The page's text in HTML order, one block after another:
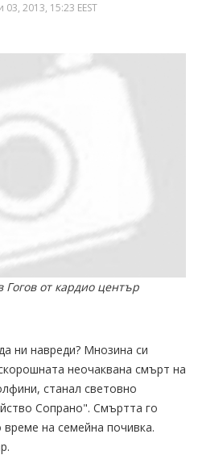
2013, 15:23 EEST
Гогов от кардио център
ни навреди? Мнозина си
неочаквана смърт на
станал световно
Сопрано". Смъртта го
време на семейна почивка.